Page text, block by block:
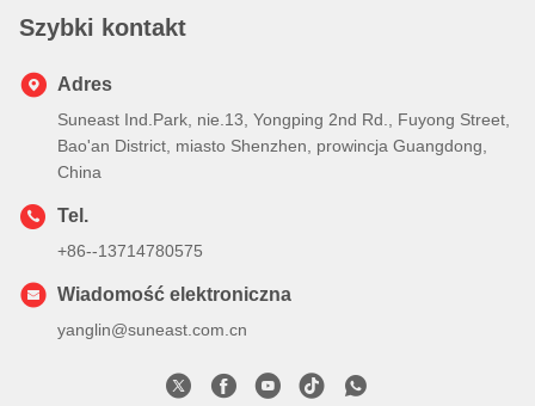
Szybki kontakt
Adres
Suneast Ind.Park, nie.13, Yongping 2nd Rd., Fuyong Street,
Bao'an District, miasto Shenzhen, prowincja Guangdong,
China
Tel.
+86--13714780575
Wiadomość elektroniczna
yanglin@suneast.com.cn